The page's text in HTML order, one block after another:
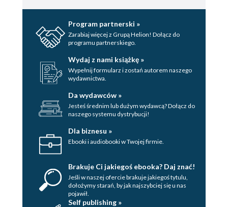
Program partnerski »
Zarabiaj więcej z Grupą Helion! Dołącz do
programu partnerskiego.
Wydaj z nami książkę »
Wypełnij formularz i zostań autorem naszego
wydawnictwa.
Da wydawców »
Jesteś średnim lub dużym wydawcą? Dołącz do
naszego systemu dystrybucji!
Dla biznesu »
Ebooki i audiobooki w Twojej firmie.
Brakuje Ci jakiegoś ebooka? Daj znać!
Jeśli w naszej ofercie brakuje jakiegoś tytulu,
dołożymy starań, by jak najszybciej się u nas
pojawił.
Self publishing »